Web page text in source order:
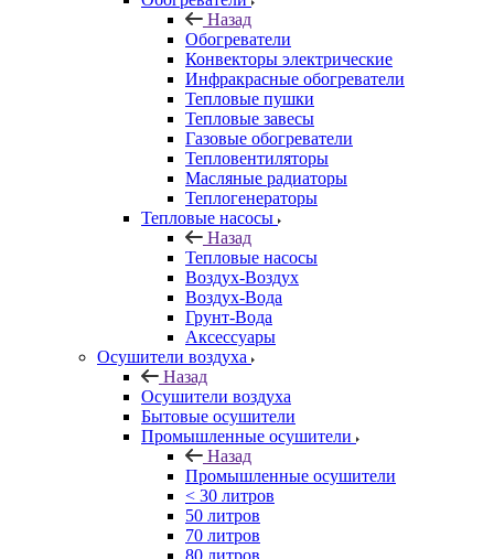
Назад
Обогреватели
Конвекторы электрические
Инфракрасные обогреватели
Тепловые пушки
Тепловые завесы
Газовые обогреватели
Тепловентиляторы
Масляные радиаторы
Теплогенераторы
Тепловые насосы
Назад
Тепловые насосы
Воздух-Воздух
Воздух-Вода
Грунт-Вода
Аксессуары
Осушители воздуха
Назад
Осушители воздуха
Бытовые осушители
Промышленные осушители
Назад
Промышленные осушители
< 30 литров
50 литров
70 литров
80 литров